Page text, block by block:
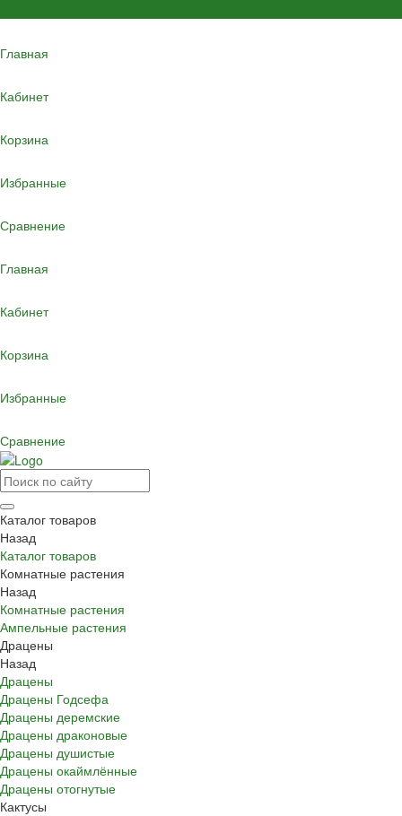
Главная
Кабинет
Корзина
Избранные
Сравнение
Главная
Кабинет
Корзина
Избранные
Сравнение
Каталог товаров
Назад
Каталог товаров
Комнатные растения
Назад
Комнатные растения
Ампельные растения
Драцены
Назад
Драцены
Драцены Годсефа
Драцены деремские
Драцены драконовые
Драцены душистые
Драцены окаймлённые
Драцены отогнутые
Кактусы